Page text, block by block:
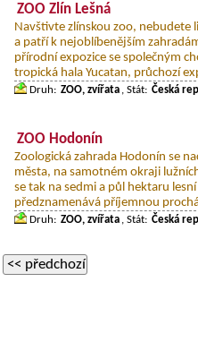
ZOO Zlín Lešná
Navštivte zlínskou zoo, nebudete
a patří k nejoblíbenějším
přírodní expozice se společným
tropická hala Yucatan, průchozí
Druh: ZOO, zvířata , Stát: Česká
ZOO Hodonín
Zoologická zahrada Hodonín se
města, na samotném okraji
se tak na sedmi a půl hektaru
předznamenává příjemnou
Druh: ZOO, zvířata , Stát: Česká
<< předchozí